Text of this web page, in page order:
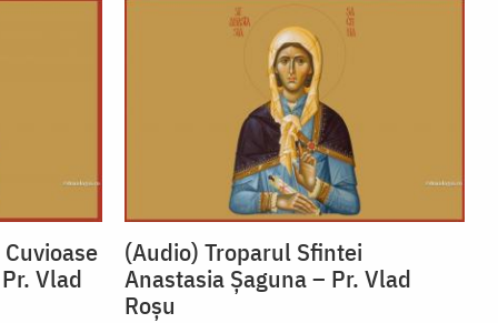
Vlad
(Audio) Troparul Sfintei
Anastasia Șaguna – Pr. Vlad
Roșu